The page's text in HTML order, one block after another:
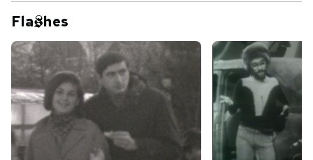
Fla hes